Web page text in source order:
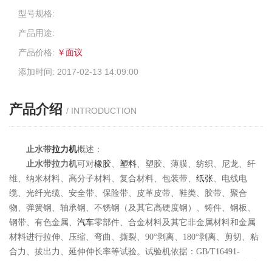
型号规格:
产品用途:
产品价格: ￥面议
添加时间: 2017-02-13 14:09:00
产品介绍 / INTRODUCTION
止水带拉力机概述：
止水带拉力机可对橡胶、 塑料、塑胶、薄膜、纺织、尼龙、纤
维、纳米材料、高分子材料、复合材料、包装带、 纸张、电线电
缆、光纤光缆、安全带、保险带、皮革皮带、鞋类、胶带、聚合
物、弹簧钢、轴承钢、不锈钢（及其它高硬度钢）、铸件、钢板、
钢带、有色金属、 汽车零部件、合金材料及其它非金属材料和金属
材料进行拉伸、压缩、弯曲、撕裂、90°剥离、180°剥离、剪切、粘
合力、拔出力、延伸伸长率等试验。试验机依据：GB/T16491-